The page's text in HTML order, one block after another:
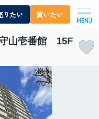
りたい 買いたい
MENU
守山壱番館 15F